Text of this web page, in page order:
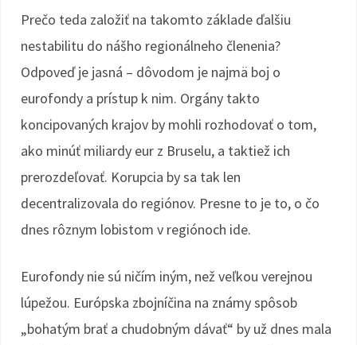
Prečo teda založiť na takomto základe ďalšiu
nestabilitu do nášho regionálneho členenia?
Odpoveď je jasná – dôvodom je najmä boj o
eurofondy a prístup k nim. Orgány takto
koncipovaných krajov by mohli rozhodovať o tom,
ako minúť miliardy eur z Bruselu, a taktiež ich
prerozdeľovať. Korupcia by sa tak len
decentralizovala do regiónov. Presne to je to, o čo
dnes rôznym lobistom v regiónoch ide.
Eurofondy nie sú ničím iným, než veľkou verejnou
lúpežou. Európska zbojníčina na známy spôsob
„bohatým brať a chudobným dávať“ by už dnes mala